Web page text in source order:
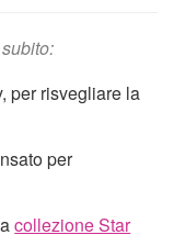
per risvegliare la
per
collezione Star